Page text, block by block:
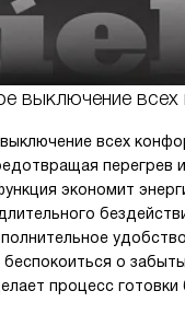
выключение
всех
перегрев
экономит
о
процесс